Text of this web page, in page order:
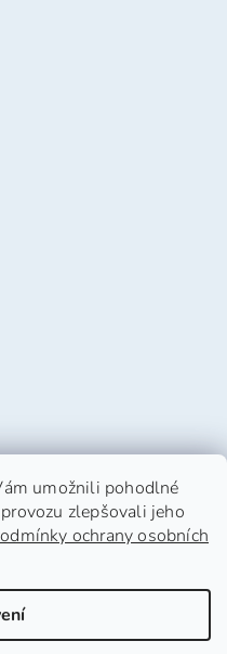
umožnili pohodlné
zlepšovali jeho
ochrany osobních